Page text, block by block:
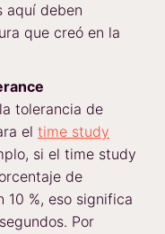
aquí deben
que creó en la
tolerancia de
el time study
si el time study
de
10 %, eso significa
Por